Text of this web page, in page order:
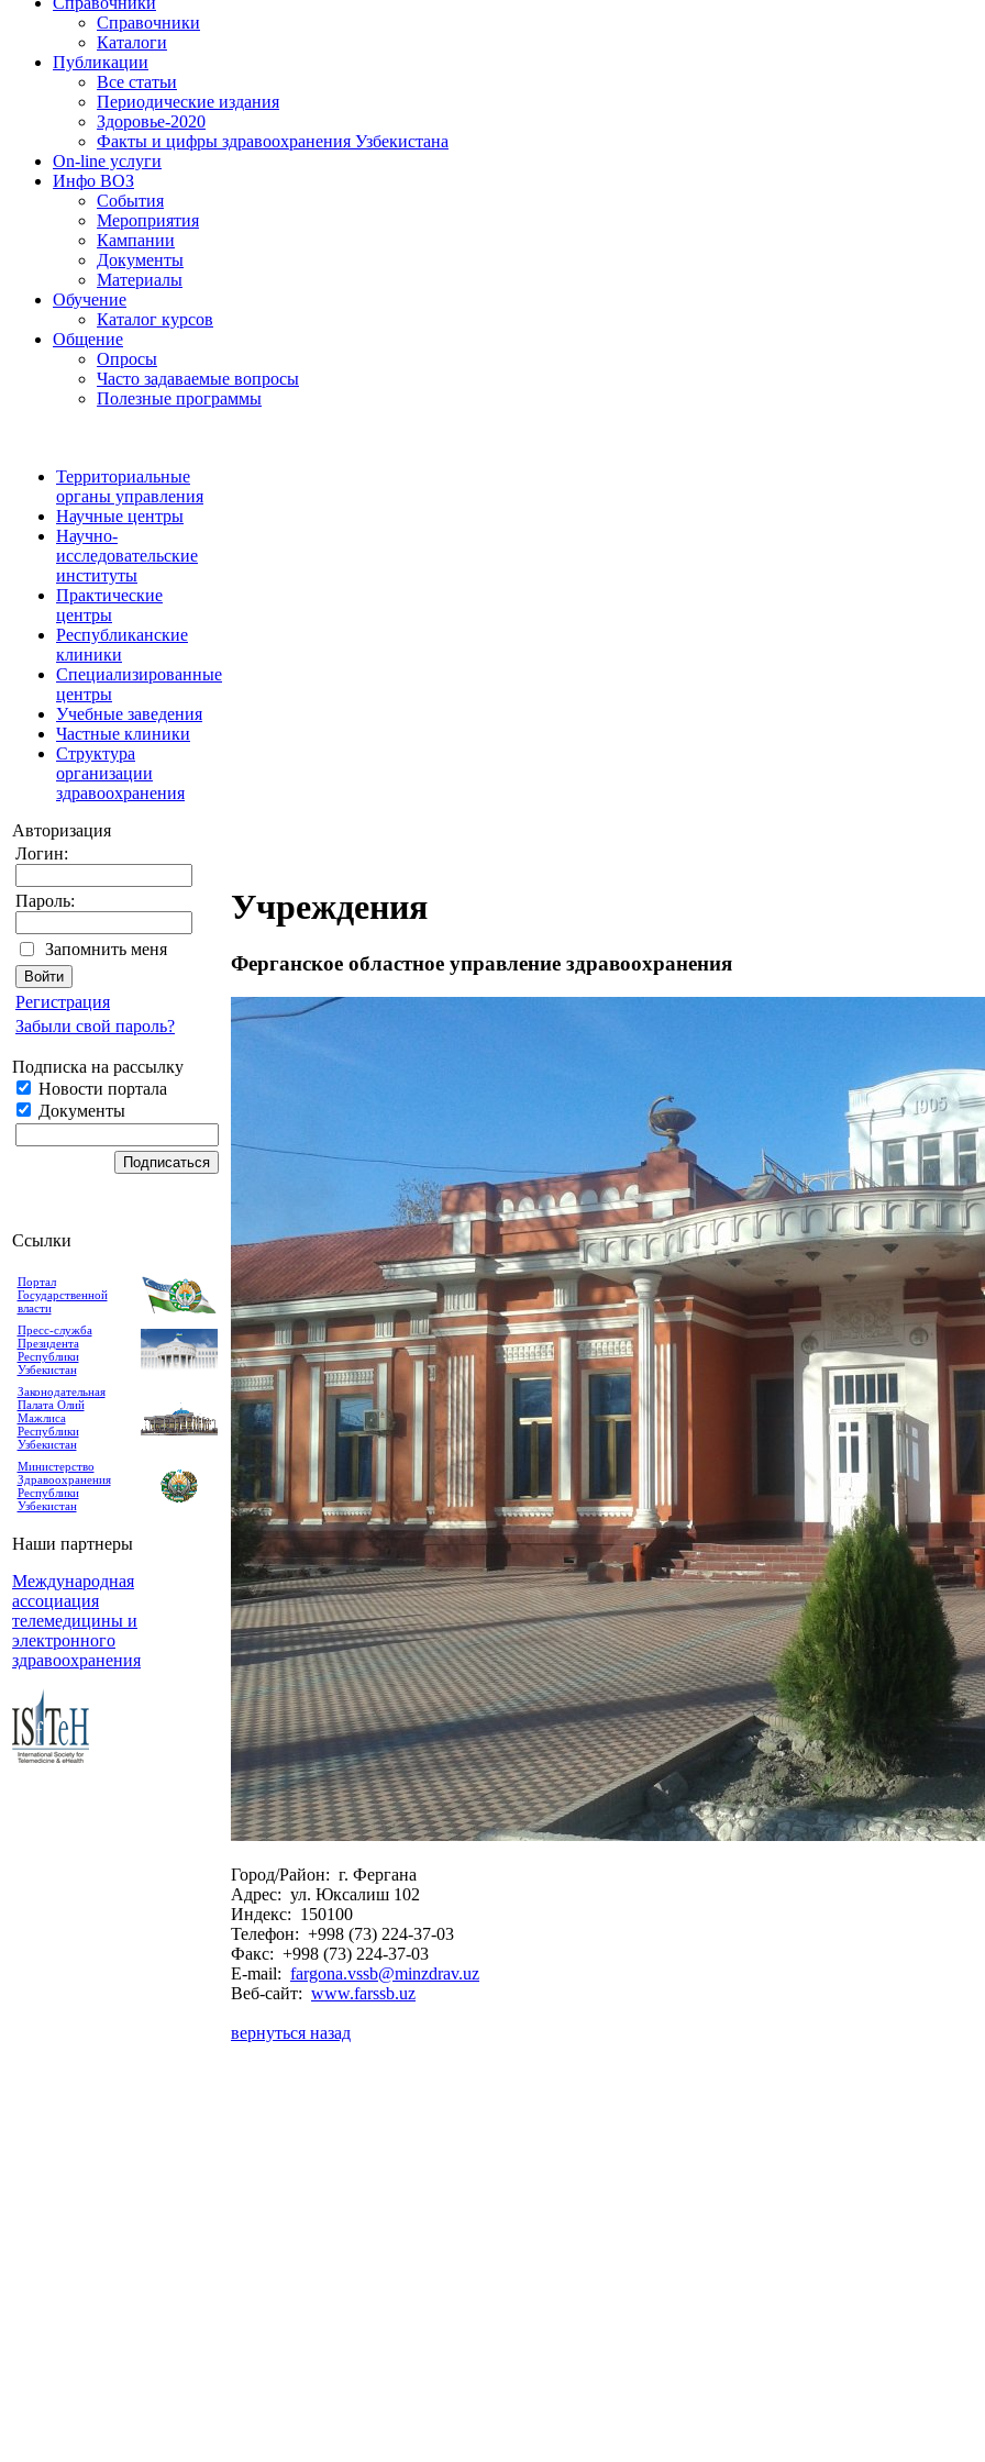
Справочники
Каталоги
Публикации
Все статьи
Периодические издания
Здоровье-2020
Факты и цифры здравоохранения Узбекистана
On-line услуги
Инфо ВОЗ
События
Мероприятия
Кампании
Документы
Материалы
Обучение
Каталог курсов
Общение
Опросы
Часто задаваемые вопросы
Полезные программы
Территориальные
органы управления
Научные центры
Научно-
исследовательские
институты
Практические
центры
Республиканские
клиники
Специализированные
центры
Учебные заведения
Частные клиники
Структура
организации
здравоохранения
Авторизация
Логин:
Пароль:
Запомнить меня
Регистрация
Забыли свой пароль?
Подписка на рассылку
Новости портала
Документы
Ссылки
Портал
Государственной
власти
Пресс-служба
Президента
Республики
Узбекистан
Законодательная
Палата Олий
Мажлиса
Республики
Узбекистан
Министерство
Здравоохранения
Республики
Узбекистан
Наши партнеры
Международная
ассоциация
телемедицины и
электронного
здравоохранения
Учреждения
Ферганское областное управление здравоохранения
Город/Район: г. Фергана
Адрес: ул. Юксалиш 102
Индекс: 150100
Телефон: +998 (73) 224-37-03
Факс: +998 (73) 224-37-03
E-mail: fargona.vssb@minzdrav.uz
Веб-сайт: www.farssb.uz
вернуться назад